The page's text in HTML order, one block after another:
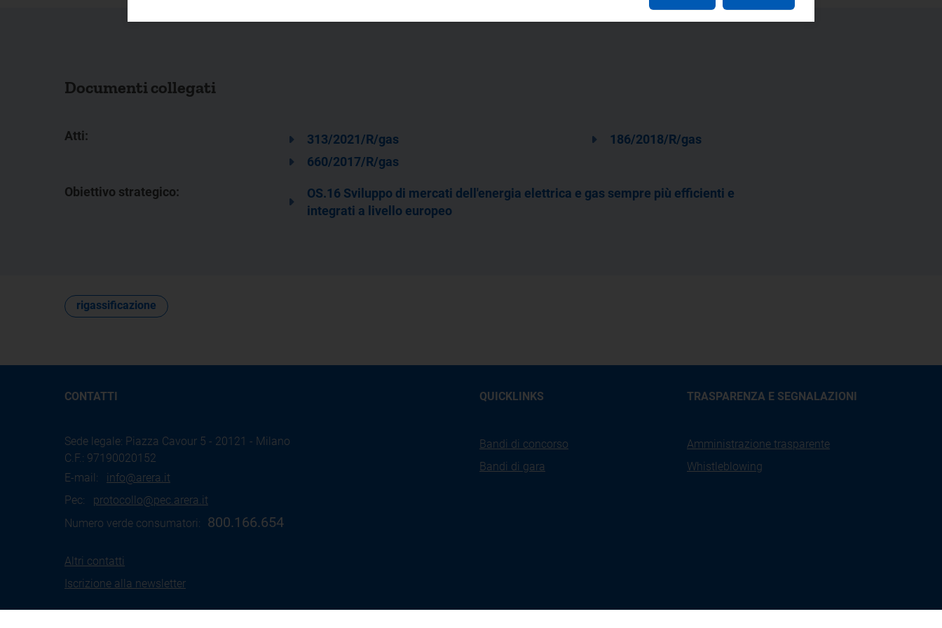
Documenti collegati
Atti: 313/2021/R/gas
186/2018/R/gas
660/2017/R/gas
Obiettivo strategico:
OS.16 Sviluppo di mercati dell'energia elettrica e gas sempre più efficienti e
integrati a livello europeo
rigassificazione
CONTATTI
Sede legale: Piazza Cavour 5 - 20121 - Milano
C.F.: 97190020152
E-mail: info@arera.it
Pec: protocollo@pec.arera.it
Numero verde consumatori:
800.166.654
Altri contatti
Iscrizione alla newsletter
QUICKLINKS
Bandi di concorso
Bandi di gara
TRASPARENZA E SEGNALAZIONI
Amministrazione trasparente
Whistleblowing